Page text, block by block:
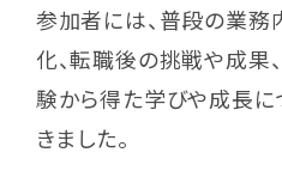
参加者には、普段の業
化、転職後の挑戦や成果
験から得た学びや成長
きました。